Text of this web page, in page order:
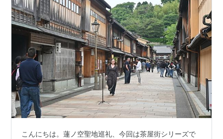
こんにちは。蓮ノ空聖地巡礼、今回は茶屋街シリーズで